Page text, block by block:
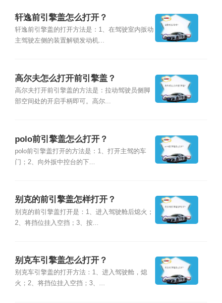
轩逸前引擎盖怎么打开？
轩逸前引擎盖的打开方法是：1、在驾驶室内扳动
主驾驶左侧的装置解锁发动机...
高尔夫怎么打开前引擎盖？
高尔夫打开前引擎盖的方法是：拉动驾驶员侧脚
部空间处的开启手柄即可。高尔...
polo前引擎盖怎么打开？
polo前引擎盖打开的方法是：1、打开主驾的车
门；2、向外扳中控台的下...
别克的前引擎盖怎样打开？
别克的前引擎盖打开是：1、进入驾驶舱后熄火；
2、将挡位挂入空挡；3、按...
别克车引擎盖怎么打开？
别克车引擎盖的打开方法：1、进入驾驶舱，熄
火；2、将挡位挂入空挡；3、...